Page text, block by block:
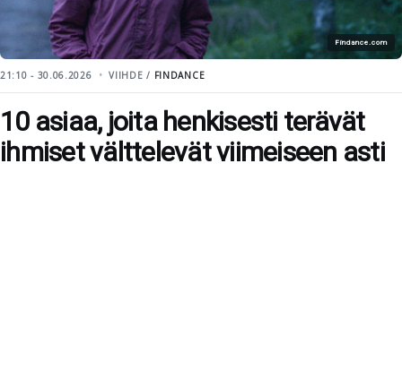
Findance.com
21:10 - 30.06.2026 VIIHDE / FINDANCE
10 asiaa, joita henkisesti terävät
ihmiset välttelevät viimeiseen asti